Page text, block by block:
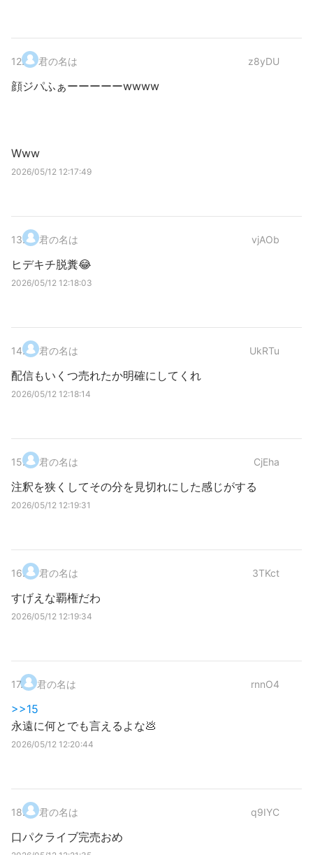
12. 君の名は z8yDU
顔ジパふぁーーーーーwwww
Www
2026/05/12 12:17:49
13. 君の名は vjAOb
ヒデキチ脱糞😂
2026/05/12 12:18:03
14. 君の名は UkRTu
配信もいくつ売れたか明確にしてくれ
2026/05/12 12:18:14
15. 君の名は CjEha
注釈を狭くしてその分を見切れにした感じがする
2026/05/12 12:19:31
16. 君の名は 3TKct
すげえな覇権だわ
2026/05/12 12:19:34
17. 君の名は rnnO4
>>15
永遠に何とでも言えるよな💩
2026/05/12 12:20:44
18. 君の名は q9IYC
口パクライブ完売おめ